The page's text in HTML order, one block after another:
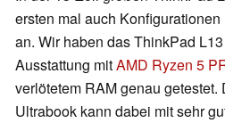
ersten mal auch
an. Wir haben das ThinkPad
Ausstattung mitAMD Ryzen 5
verlötetem RAM genau
Ultrabook kann dabei mit sehr